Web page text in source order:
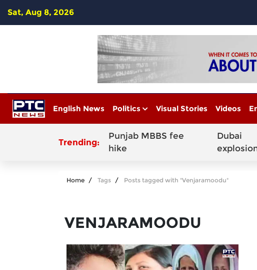
Sat, Aug 8, 2026
English News Politics Visual Stories Videos
Trending:
Punjab MBBS fee
hike
Dubai
Home Tags Posts tagged with "Venjaramoodu"
VENJARAMOODU